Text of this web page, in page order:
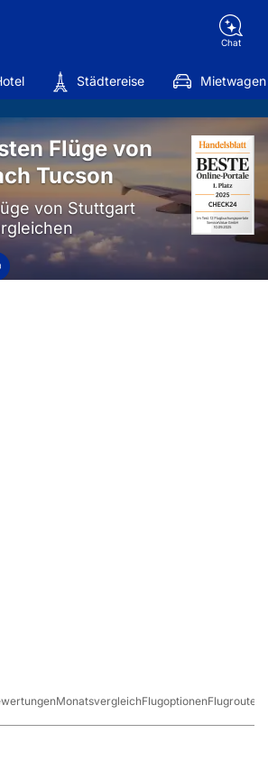
Chat
Städtereise Mietwagen
Flüge von
Tucson
von Stuttgart
MonatsvergleichFlugoptionenFlugrouten